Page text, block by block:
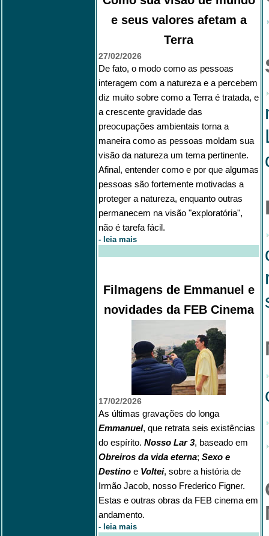
e seus valores afetam a
Terra
27/02/2026
De fato, o modo como as pessoas
interagem com a natureza e a percebem
diz muito sobre como a Terra é tratada, e
a crescente gravidade das
preocupações ambientais torna a
maneira como as pessoas moldam sua
visão da natureza um tema pertinente.
Afinal, entender como e por que algumas
pessoas são fortemente motivadas a
proteger a natureza, enquanto outras
permanecem na visão "exploratória",
não é tarefa fácil.
- leia mais
Filmagens de Emmanuel e
novidades da FEB Cinema
17/02/2026
As últimas gravações do longa
Emmanuel, que retrata seis existências
do espírito. Nosso Lar 3, baseado em
Obreiros da vida eterna; Sexo e
Destino e Voltei, sobre a história de
Irmão Jacob, nosso Frederico Figner.
Estas e outras obras da FEB cinema em
andamento.
- leia mais